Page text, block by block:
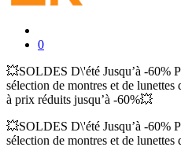
0
💥SOLDES D\'été Jusqu’à -60%
sélection de montres et de lunettes
à prix réduits jusqu’à -60%💥
💥SOLDES D\'été Jusqu’à -60%
sélection de montres et de lunettes